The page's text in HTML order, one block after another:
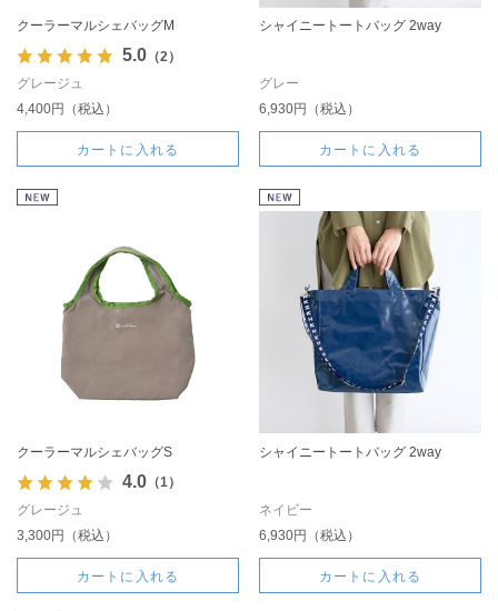
クーラーマルシェバッグM
5.0（2）
グレージュ
4,400円（税込）
カートに入れる
シャイニートートバッグ 2way
グレー
6,930円（税込）
カートに入れる
クーラーマルシェバッグS
4.0（1）
グレージュ
3,300円（税込）
カートに入れる
シャイニートートバッグ 2way
ネイビー
6,930円（税込）
カートに入れる